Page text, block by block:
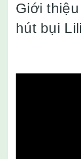
Giới
hút bụi